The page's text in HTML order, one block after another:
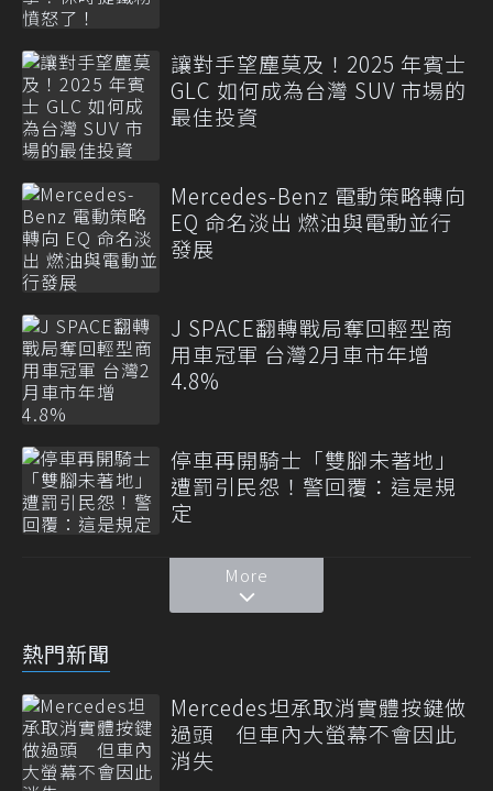
讓對手望塵莫及！2025 年賓士
GLC 如何成為台灣 SUV 市場的
最佳投資
Mercedes-Benz 電動策略轉向
EQ 命名淡出 燃油與電動並行
發展
J SPACE翻轉戰局奪回輕型商
用車冠軍 台灣2月車市年增
4.8%
停車再開騎士「雙腳未著地」
遭罰引民怨！警回覆：這是規
定
More
熱門新聞
Mercedes坦承取消實體按鍵做
過頭 但車內大螢幕不會因此
消失